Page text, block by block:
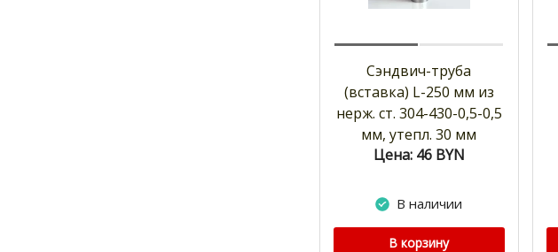
Сэндвич-труба
(вставка) L-250 мм из
нерж. ст. 304-430-0,5-0,5
мм, утепл. 30 мм
Цена: 46 BYN
В наличии
В корзину